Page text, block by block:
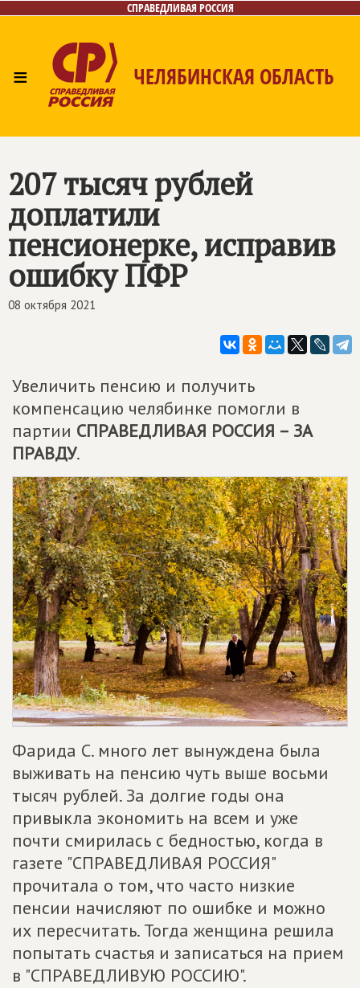
СПРАВЕДЛИВАЯ РОССИЯ
≡ ЧЕЛЯБИНСКАЯ ОБЛАСТЬ
Контакты
207 тысяч рублей
доплатили
пенсионерке, исправив
ошибку ПФР
08 октября 2021
Увеличить пенсию и получить
компенсацию челябинке помогли в
партии СПРАВЕДЛИВАЯ РОССИЯ – ЗА
ПРАВДУ.
Фарида С. много лет вынуждена была
выживать на пенсию чуть выше восьми
тысяч рублей. За долгие годы она
привыкла экономить на всем и уже
почти смирилась с бедностью, когда в
газете "СПРАВЕДЛИВАЯ РОССИЯ"
прочитала о том, что часто низкие
пенсии начисляют по ошибке и можно
их пересчитать. Тогда женщина решила
попытать счастья и записаться на прием
в "СПРАВЕДЛИВУЮ РОССИЮ".